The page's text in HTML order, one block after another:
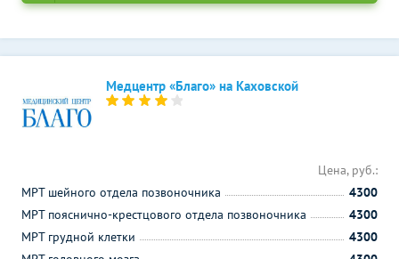
Медцентр «Благо» на Каховской
Цена, руб.:
МРТ шейного отдела позвоночника
4300
МРТ пояснично-крестцового отдела позвоночника
4300
МРТ грудной клетки
4300